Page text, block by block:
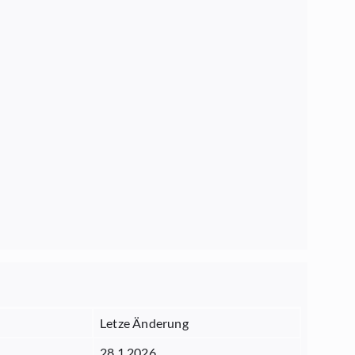
Letze Änderung